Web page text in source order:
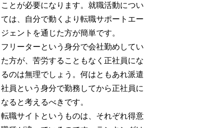
ことが必要になります。就職活動につい
ては、自分で動くより転職サポートエー
ジェントを通じた方が簡単です。
フリーターという身分で会社勤めしてい
た方が、苦労することもなく正社員にな
るのは無理でしょう。何はともあれ派遣
社員という身分で勤務してから正社員に
なると考えるべきです。
転職サイトというものは、それぞれ得意